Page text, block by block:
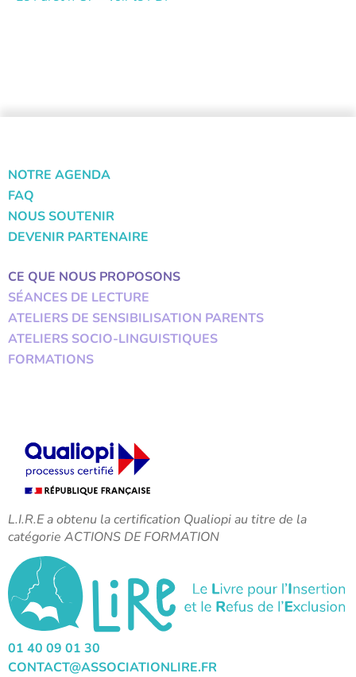
NOTRE AGENDA
FAQ
NOUS SOUTENIR
DEVENIR PARTENAIRE
CE QUE NOUS PROPOSONS
SÉANCES DE LECTURE
ATELIERS DE SENSIBILISATION PARENTS
ATELIERS SOCIO-LINGUISTIQUES
FORMATIONS
L.I.R.E a obtenu la certification Qualiopi au titre de la
catégorie ACTIONS DE FORMATION
01 40 09 01 30
CONTACT@ASSOCIATIONLIRE.FR